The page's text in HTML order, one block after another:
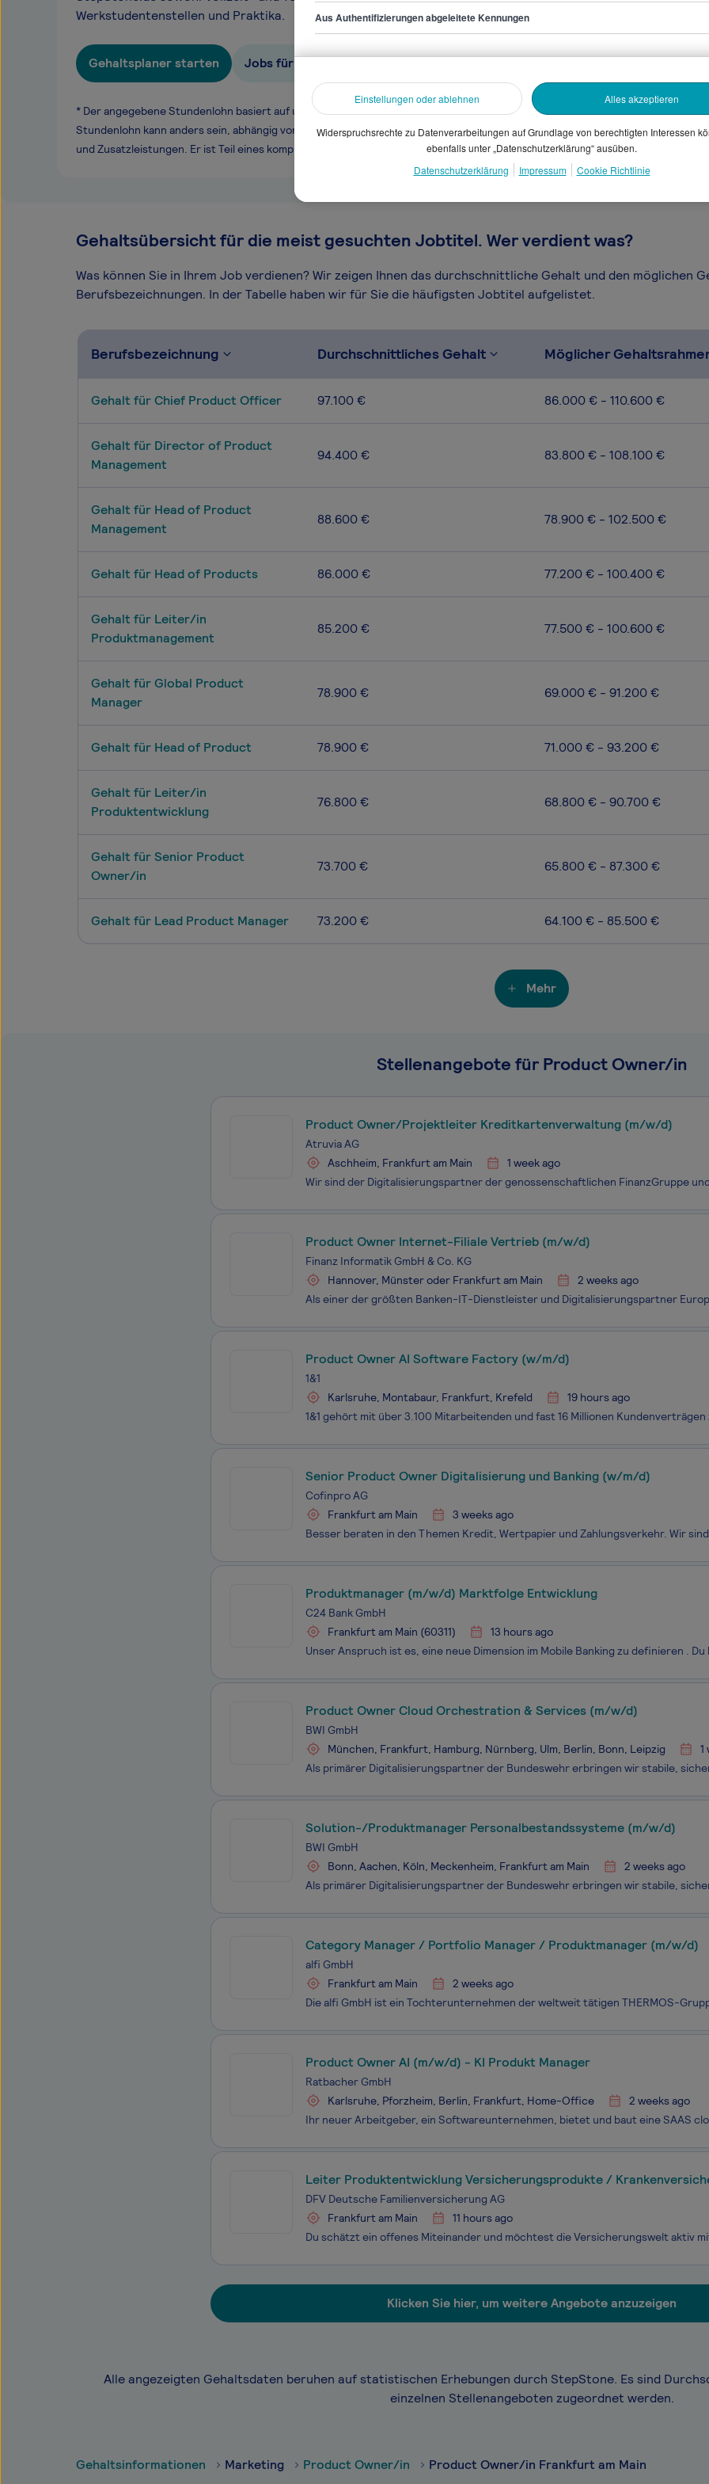
Werkstudentenstellen und Praktika.
Gehaltsplaner starten Jobs für Product Owner/in
* Der angegebene Stundenlohn basiert auf unseren gesammelten Daten. Dein
Stundenlohn kann anders sein, abhängig von Überstunden, Branche, Selbstständigkeit
und Zusatzleistungen. Er ist Teil eines komplexen Vergütungssystems.
Gehaltsübersicht für die meist gesuchten Jobtitel. Wer verdient was?
Was können Sie in Ihrem Job verdienen? Wir zeigen Ihnen das durchschnittliche Gehalt und den möglichen
Berufsbezeichnungen. In der Tabelle haben wir für Sie die häufigsten Jobtitel aufgelistet.
Berufsbezeichnung Durchschnittliches Gehalt Möglicher
Gehalt für Chief Product Officer 97.100 € 86.000 € - 110.600 €
Gehalt für Director of Product
Management
94.400 € 83.800 € - 108.100 €
Gehalt für Head of Product
Management
88.600 € 78.900 € - 102.500 €
Gehalt für Head of Products 86.000 € 77.200 € - 100.400 €
Gehalt für Leiter/in
Produktmanagement
85.200 € 77.500 € - 100.600 €
Gehalt für Global Product
Manager
78.900 € 69.000 € - 91.200 €
Gehalt für Head of Product 78.900 € 71.000 € - 93.200 €
Gehalt für Leiter/in
Produktentwicklung
76.800 € 68.800 € - 90.700 €
Gehalt für Senior Product
Owner/in
73.700 € 65.800 € - 87.300 €
Gehalt für Lead Product Manager 73.200 € 64.100 € - 85.500 €
Mehr
Stellenangebote für Product Owner/in
Product Owner/Projektleiter Kreditkartenverwaltung (m/w/d)
Atruvia AG
Aschheim, Frankfurt am Main
1 week ago
Product Owner Internet-Filiale Vertrieb (m/w/d)
Finanz Informatik GmbH & Co. KG
Hannover, Münster oder Frankfurt am Main
2 weeks ago
Product Owner AI Software Factory (w/m/d)
1&1
Karlsruhe, Montabaur, Frankfurt, Krefeld
19 hours ago
Senior Product Owner Digitalisierung und Banking (w/m/d)
Cofinpro AG
Frankfurt am Main
3 weeks ago
Produktmanager (m/w/d) Marktfolge Entwicklung
C24 Bank GmbH
Frankfurt am Main (60311)
13 hours ago
Product Owner Cloud Orchestration & Services (m/w/d)
BWI GmbH
München, Frankfurt, Hamburg, Nürnberg, Ulm, Berlin, Bonn, Leipzig
1
Solution-/Produktmanager Personalbestandssysteme (m/w/d)
BWI GmbH
Bonn, Aachen, Köln, Meckenheim, Frankfurt am Main
2 weeks ago
Category Manager / Portfolio Manager / Produktmanager (m/w/d)
alfi GmbH
Frankfurt am Main
2 weeks ago
Product Owner AI (m/w/d) - KI Produkt Manager
Ratbacher GmbH
Karlsruhe, Pforzheim, Berlin, Frankfurt, Home-Office
2 weeks ago
Leiter Produktentwicklung Versicherungsprodukte /
DFV Deutsche Familienversicherung AG
Frankfurt am Main
11 hours ago
Klicken Sie hier, um weitere Angebote anzuzeigen
Alle angezeigten Gehaltsdaten beruhen auf statistischen Erhebungen durch StepStone. Es sind
einzelnen Stellenangeboten zugeordnet werden.
Gehaltsinformationen Marketing Product Owner/in Product Owner/in Frankfurt am Main
Aus Authentifizierungen abgeleitete Kennungen
Einstellungen oder ablehnen Alles akzeptieren
Widerspruchsrechte zu Datenverarbeitungen auf Grundlage von berechtigten Interessen
ebenfalls unter „Datenschutzerklärung“ ausüben.
Datenschutzerklärung
Impressum Cookie Richtlinie